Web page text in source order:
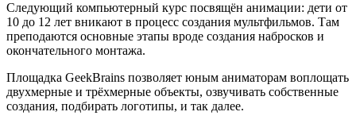
Следующий компьютерный курс посвящён анимации: дети от
10 до 12 лет вникают в процесс создания мультфильмов. Там
преподаются основные этапы вроде создания набросков и
окончательного монтажа.
Площадка GeekBrains позволяет юным аниматорам воплощать
двухмерные и трёхмерные объекты, озвучивать собственные
создания, подбирать логотипы, и так далее.